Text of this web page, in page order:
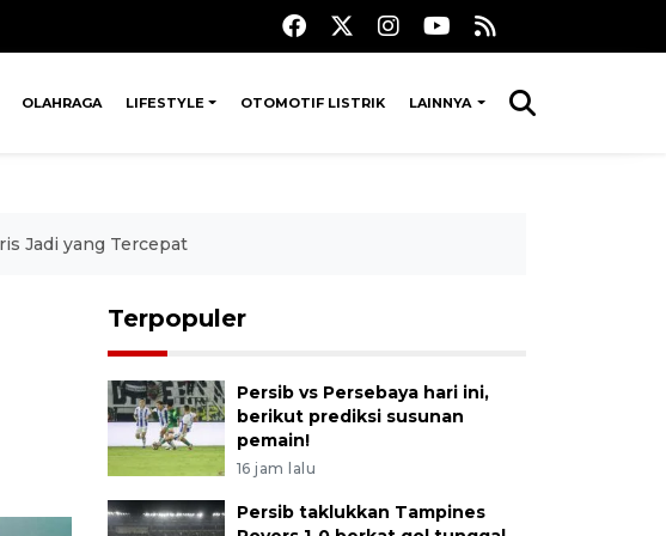
OLAHRAGA LIFESTYLE OTOMOTIF LISTRIK LAINNYA
Jadi yang Tercepat
Terpopuler
Persib vs Persebaya hari ini,
berikut prediksi susunan
pemain!
16 jam lalu
Persib taklukkan Tampines